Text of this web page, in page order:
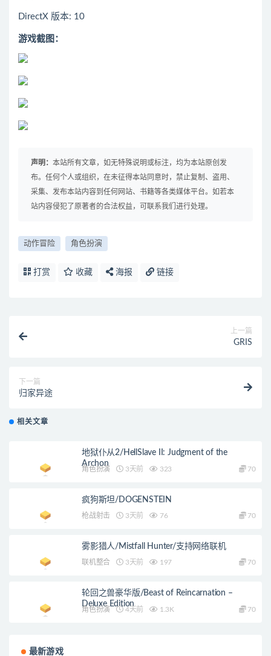
DirectX 版本: 10
游戏截图：
声明： 本站所有文章，如无特殊说明或标注，均为本站原创发
布。任何个人或组织，在未征得本站同意时，禁止复制、盗用、
采集、发布本站内容到任何网站、书籍等各类媒体平台。如若本
站内容侵犯了原著者的合法权益，可联系我们进行处理。
动作冒险 角色扮演
打赏 收藏 海报 链接
上一篇
GRIS
下一篇
归家异途
相关文章
地狱仆从2/HellSlave II: Judgment of the
Archon
角色扮演 3天前 323 70
疯狗斯坦/DOGENSTEIN
枪战射击 3天前 76 70
雾影猎人/Mistfall Hunter/支持网络联机
联机整合 3天前 197 70
轮回之兽豪华版/Beast of Reincarnation –
Deluxe Edition
角色扮演 4天前 1.3K 70
最新游戏